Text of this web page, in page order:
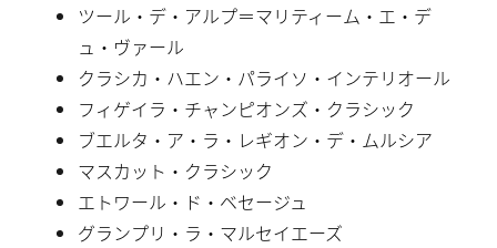
ツール・デ・アルプ＝マリティーム・エ・デ
ュ・ヴァール
クラシカ・ハエン・パライソ・インテリオール
フィゲイラ・チャンピオンズ・クラシック
ブエルタ・ア・ラ・レギオン・デ・ムルシア
マスカット・クラシック
エトワール・ド・ベセージュ
グランプリ・ラ・マルセイエーズ